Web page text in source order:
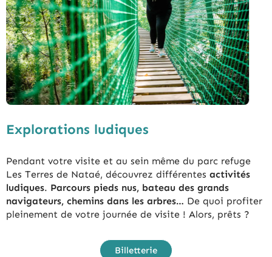
Explorations ludiques
Pendant votre visite et au sein même du parc refuge
Les Terres de Nataé, découvrez différentes activités
ludiques. Parcours pieds nus, bateau des grands
navigateurs, chemins dans les arbres… De quoi profiter
pleinement de votre journée de visite ! Alors, prêts ?
Billetterie